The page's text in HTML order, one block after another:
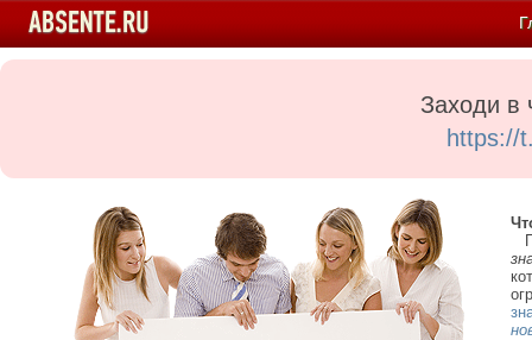
Заходи в
https://